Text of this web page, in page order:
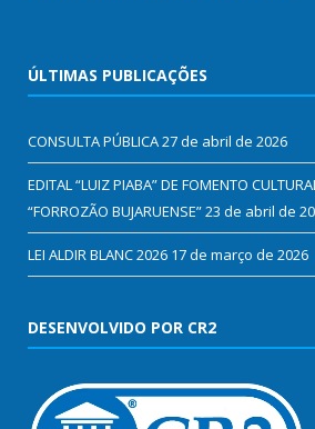
ÚLTIMAS PUBLICAÇÕES
CONSULTA PÚBLICA27 de abril de 2026
EDITAL “LUIZ PIABA” DE FOMENTO
“FORROZÃO BUJARUENSE”23 de abril de
LEI ALDIR BLANC 2026 17 de março de 2026
DESENVOLVIDO POR CR2